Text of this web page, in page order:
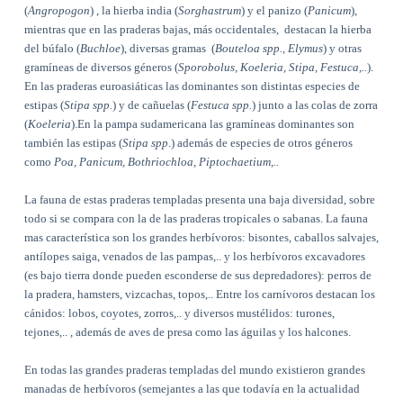
(Angropogon) , la hierba india (Sorghastrum) y el panizo (Panicum),
mientras que en las praderas bajas, más occidentales, destacan la hierba
del búfalo (Buchloe), diversas gramas (Bouteloa spp., Elymus) y otras
gramíneas de diversos géneros (Sporobolus, Koeleria, Stipa, Festuca,.. ).
En las praderas euroasiáticas las dominantes son distintas especies de
estipas (Stipa spp. ) y de cañuelas (Festuca spp. ) junto a las colas de zorra
(Koeleria).En la pampa sudamericana las gramíneas dominantes son
también las estipas (Stipa spp .) además de especies de otros géneros
como Poa, Panicum, Bothriochloa, Piptochaetium,..
La fauna de estas praderas templadas presenta una baja diversidad, sobre
todo si se compara con la de las praderas tropicales o sabanas. La fauna
mas característica son los grandes herbívoros: bisontes, caballos salvajes,
antílopes saiga, venados de las pampas,.. y los herbívoros excavadores
(es bajo tierra donde pueden esconderse de sus depredadores): perros de
la pradera, hamsters, vizcachas, topos,.. Entre los carnívoros destacan los
cánidos: lobos, coyotes, zorros,.. y diversos mustélidos: turones,
tejones,.. , además de aves de presa como las águilas y los halcones.
En todas las grandes praderas templadas del mundo existieron grandes
manadas de herbívoros (semejantes a las que todavía en la actualidad